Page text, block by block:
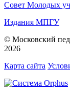
Совет Молодых
Издания МПГУ
© Московский
2026
Карта сайта